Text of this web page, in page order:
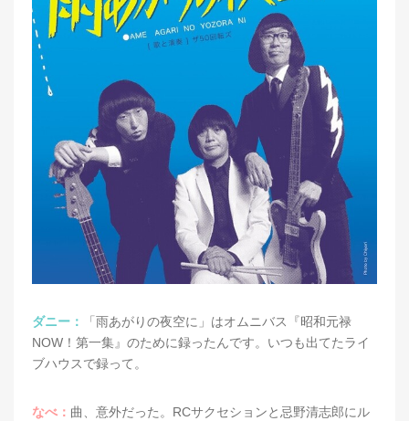
ダニー：
「雨あがりの夜空に」はオムニバス『昭和元禄
NOW！第一集』のために録ったんです。いつも出てたライ
ブハウスで録って。
なべ： 曲、意外だった。RCサクセションと忌野清志郎にル